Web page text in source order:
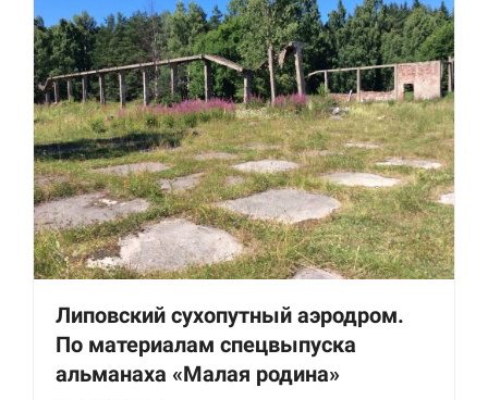
Липовский сухопутный аэродром.
По материалам спецвыпуска
альманаха «Малая родина»